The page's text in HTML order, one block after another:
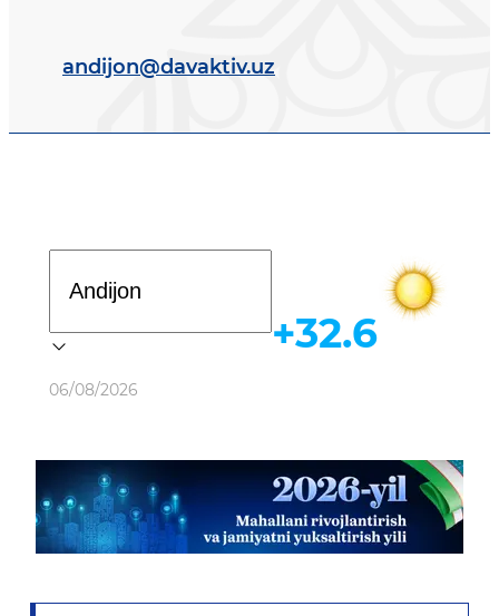
andijon@davaktiv.uz
Ob-havo
06/08/2026
+32.6